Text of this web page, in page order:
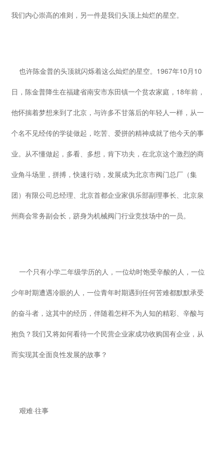
我们内心崇高的准则，另一件是我们头顶上灿烂的星空。
也许陈金普的头顶就闪烁着这么灿烂的星空。1967年10月10
日，陈金普降生在福建省南安市东田镇一个贫农家庭，18年前，
他怀揣着梦想来到了北京，与许多不甘落后的年轻人一样，从一
个名不见经传的学徒做起，吃苦、爱拼的精神成就了他今天的事
业。从不懂做起，多看、多想，肯下功夫，在北京这个激烈的商
业角斗场里，拼搏，快速行动，发展成为北京市阀门总厂（集
团）有限公司总经理、北京首都企业家俱乐部副理事长、北京泉
州商会常务副会长，跻身为机械阀门行业竞技场中的一员。
一个只有小学二年级学历的人，一位幼时饱受辛酸的人，一位
少年时期遭遇冷眼的人，一位青年时期遇到任何苦难都默默承受
的奋斗者，这其中的经历，伴随着怎样不为人知的精彩、辛酸与
抱负？我们又将如何看待一个民营企业家成功收购国有企业，从
而实现其全面良性发展的故事？
艰难·往事